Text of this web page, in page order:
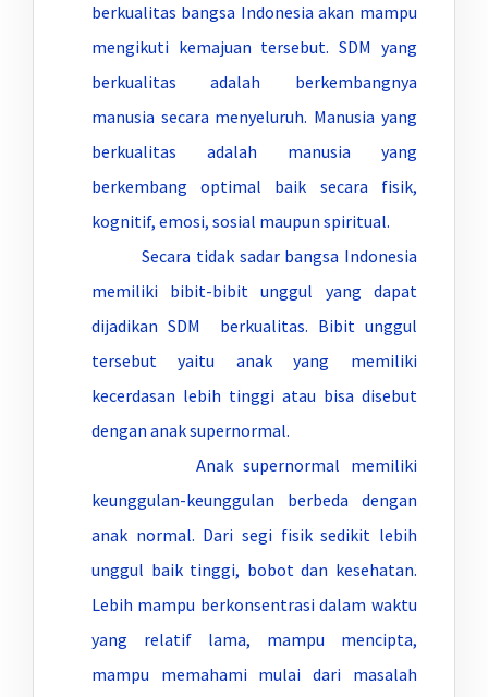
berkualitas bangsa Indonesia akan mampu
mengikuti kemajuan tersebut. SDM yang
berkualitas adalah berkembangnya
manusia secara menyeluruh. Manusia yang
berkualitas adalah manusia yang
berkembang optimal baik secara fisik,
kognitif, emosi, sosial maupun spiritual.
Secara tidak sadar bangsa Indonesia
memiliki bibit-bibit unggul yang dapat
dijadikan SDM berkualitas. Bibit unggul
tersebut yaitu anak yang memiliki
kecerdasan lebih tinggi atau bisa disebut
dengan anak supernormal.
Anak supernormal memiliki
keunggulan-keunggulan berbeda dengan
anak normal. Dari segi fisik sedikit lebih
unggul baik tinggi, bobot dan kesehatan.
Lebih mampu berkonsentrasi dalam waktu
yang relatif lama, mampu mencipta,
mampu memahami mulai dari masalah